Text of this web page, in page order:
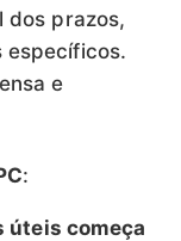
dos prazos,
específicos.
e
:
úteis começa